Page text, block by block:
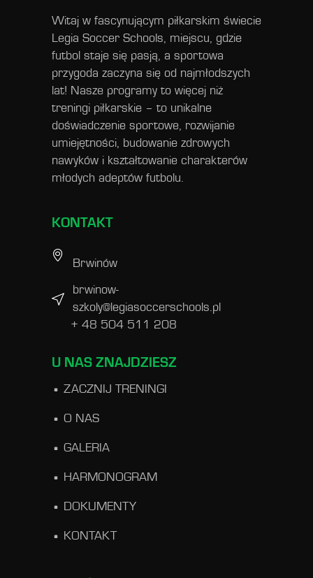
Witaj w fascynującym piłkarskim świecie
Legia Soccer Schools, miejscu, gdzie
futbol staje się pasją, a sportowa
przygoda zaczyna się od najmłodszych
lat! Nasze programy to więcej niż
treningi piłkarskie – to unikalne
doświadczenie sportowe, rozwijanie
umiejętności, budowanie zdrowych
nawyków i kształtowanie charakterów
młodych adeptów futbolu.
KONTAKT
Brwinów
brwinow-
szkoly@legiasoccerschools.pl
+ 48 504 511 208
U NAS ZNAJDZIESZ
ZACZNIJ TRENINGI
O NAS
GALERIA
HARMONOGRAM
DOKUMENTY
KONTAKT